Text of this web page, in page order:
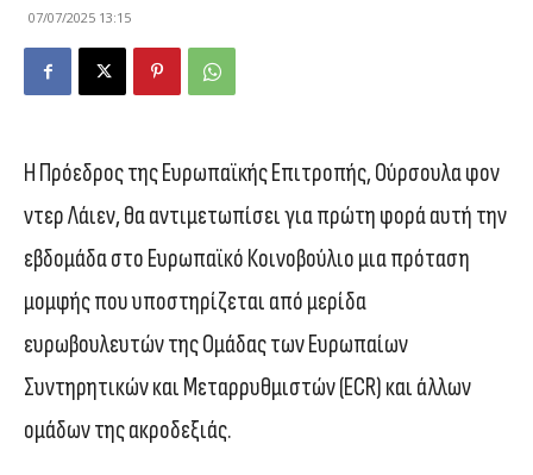
07/07/2025 13:15
Η Πρόεδρος της Ευρωπαϊκής Επιτροπής, Ούρσουλα φον
ντερ Λάιεν, θα αντιμετωπίσει για πρώτη φορά αυτή την
εβδομάδα στο Ευρωπαϊκό Κοινοβούλιο μια πρόταση
μομφής που υποστηρίζεται από μερίδα
ευρωβουλευτών της Ομάδας των Ευρωπαίων
Συντηρητικών και Μεταρρυθμιστών (ECR) και άλλων
ομάδων της ακροδεξιάς.